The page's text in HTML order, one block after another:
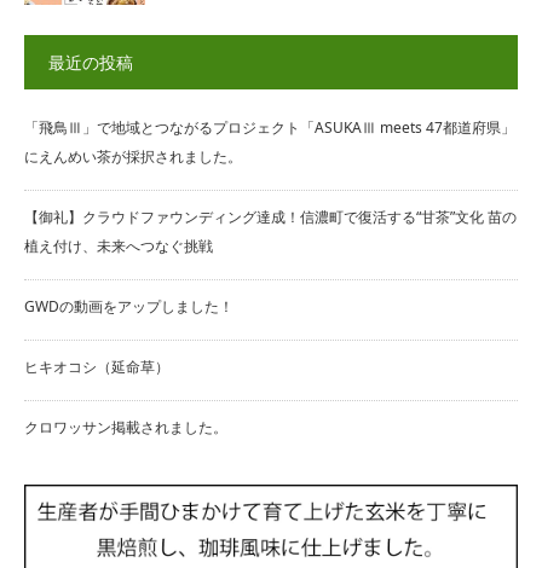
最近の投稿
「飛鳥Ⅲ」で地域とつながるプロジェクト「ASUKAⅢ meets 47都道府県」
にえんめい茶が採択されました。
【御礼】クラウドファウンディング達成！信濃町で復活する“甘茶”文化 苗の
植え付け、未来へつなぐ挑戦
GWDの動画をアップしました！
ヒキオコシ（延命草）
クロワッサン掲載されました。